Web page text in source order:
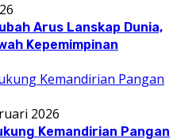
Arus Lanskap Dunia,
Kepemimpinan
2026
Kemandirian Pangan